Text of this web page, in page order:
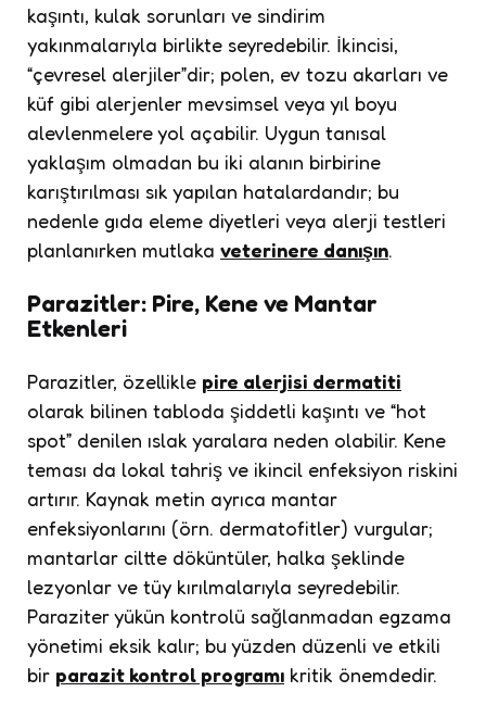
kaşıntı, kulak sorunları ve sindirim
yakınmalarıyla birlikte seyredebilir. İkincisi,
“çevresel alerjiler”dir; polen, ev tozu akarları ve
küf gibi alerjenler mevsimsel veya yıl boyu
alevlenmelere yol açabilir. Uygun tanısal
yaklaşım olmadan bu iki alanın birbirine
karıştırılması sık yapılan hatalardandır; bu
nedenle gıda eleme diyetleri veya alerji testleri
planlanırken mutlaka veterinere danışın.
Parazitler: Pire, Kene ve Mantar
Etkenleri
Parazitler, özellikle pire alerjisi dermatiti
olarak bilinen tabloda şiddetli kaşıntı ve “hot
spot” denilen ıslak yaralara neden olabilir. Kene
teması da lokal tahriş ve ikincil enfeksiyon riskini
artırır. Kaynak metin ayrıca mantar
enfeksiyonlarını (örn. dermatofitler) vurgular;
mantarlar ciltte döküntüler, halka şeklinde
lezyonlar ve tüy kırılmalarıyla seyredebilir.
Paraziter yükün kontrolü sağlanmadan egzama
yönetimi eksik kalır; bu yüzden düzenli ve etkili
bir parazit kontrol programı kritik önemdedir.